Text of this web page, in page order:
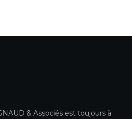
& Associés est toujours à